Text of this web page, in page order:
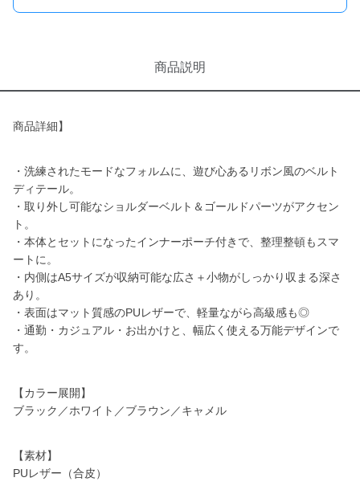
商品説明
商品詳細】
・洗練されたモードなフォルムに、遊び心あるリボン風のベルト
ディテール。
・取り外し可能なショルダーベルト＆ゴールドパーツがアクセン
ト。
・本体とセットになったインナーポーチ付きで、整理整頓もスマ
ートに。
・内側はA5サイズが収納可能な広さ＋小物がしっかり収まる深さ
あり。
・表面はマット質感のPUレザーで、軽量ながら高級感も◎
・通勤・カジュアル・お出かけと、幅広く使える万能デザインで
す。
【カラー展開】
ブラック／ホワイト／ブラウン／キャメル
【素材】
PUレザー（合皮）